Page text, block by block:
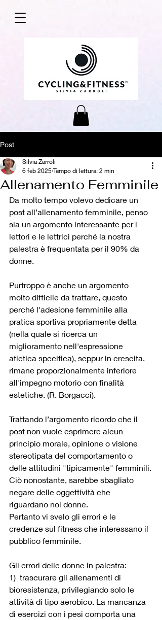
Post
Allenamento Femminile
Silvia Zarroli
6 feb 2025 Tempo di lettura: 2 min
Da molto tempo volevo dedicare un
post all’allenamento femminile, penso
sia un argomento interessante per i
lettori e le lettrici perché la nostra
palestra è frequentata per il 90% da
donne.
Purtroppo è anche un argomento
molto difficile da trattare, questo
perché l'adesione femminile alla
pratica sportiva propriamente detta
(nella quale si ricerca un
miglioramento nell'espressione
atletica specifica), seppur in crescita,
rimane proporzionalmente inferiore
all'impegno motorio con finalità
estetiche. (R. Borgacci).
Trattando l’argomento ricordo che il
post non vuole esprimere alcun
principio morale, opinione o visione
stereotipata del comportamento o
delle attitudini "tipicamente" femminili.
Ciò nonostante, sarebbe sbagliato
negare delle oggettività che
riguardano noi donne.
Pertanto vi svelo gli errori e le
credenze sul fitness che interessano il
pubblico femminile.
Gli errori delle donne in palestra:
1)  trascurare gli allenamenti di
bioresistenza, privilegiando solo le
attività di tipo aerobico . La mancanza
di esercizi con i pesi comporta una